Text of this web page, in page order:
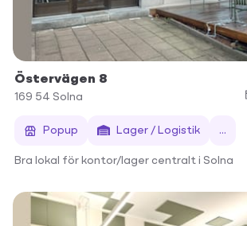
Östervägen 8
169 54 Solna
Popup Lager / Logistik ...
Bra lokal för kontor/lager centralt i Solna